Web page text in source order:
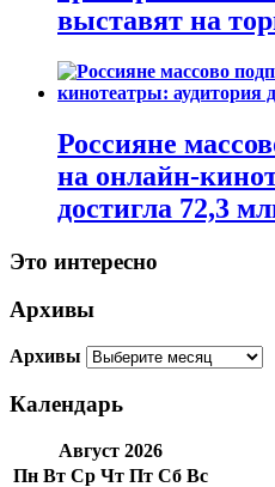
выставят на
Россияне
на онлайн-
достигла 72,3
Это интересно
Архивы
Архивы
Календарь
Август 2026
Пн Вт Ср Чт Пт Сб Вс